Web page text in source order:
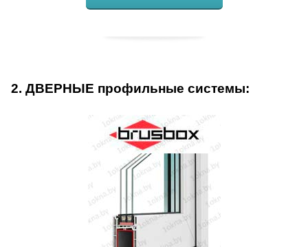
2. ДВЕРНЫЕ профильные системы: